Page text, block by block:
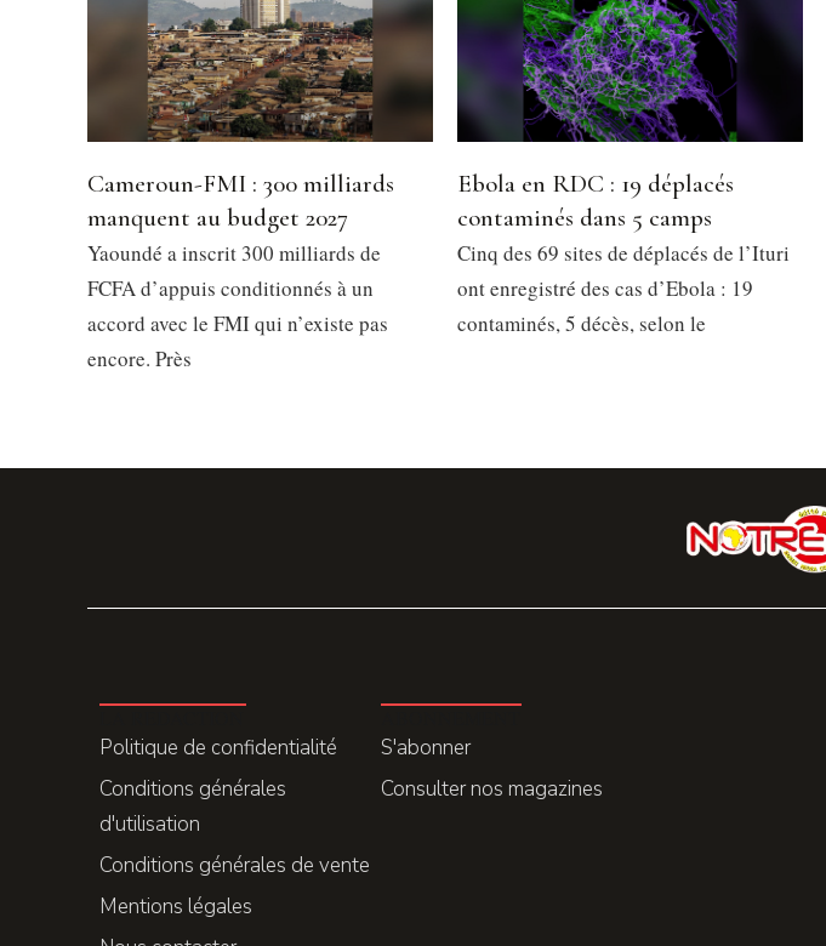
Cameroun-FMI : 300 milliards
manquent au budget 2027
Yaoundé a inscrit 300 milliards de
FCFA d’appuis conditionnés à un
accord avec le FMI qui n’existe pas
encore. Près
Ebola en RDC : 19 déplacés
contaminés dans 5 camps
Cinq des 69 sites de déplacés de l’Ituri
ont enregistré des cas d’Ebola : 19
contaminés, 5 décès, selon le
Politique de confidentialité
Conditions générales
d'utilisation
Conditions générales de vente
Mentions légales
S'abonner
Consulter nos magazines